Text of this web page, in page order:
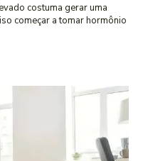
costuma gerar uma
começar a tomar hormônio